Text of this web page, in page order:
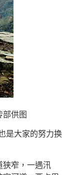
部供图
是大家的努力换
狭窄，一遇汛